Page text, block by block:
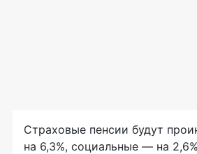
Страховые пенсии будут
на 6,3%, социальные — на